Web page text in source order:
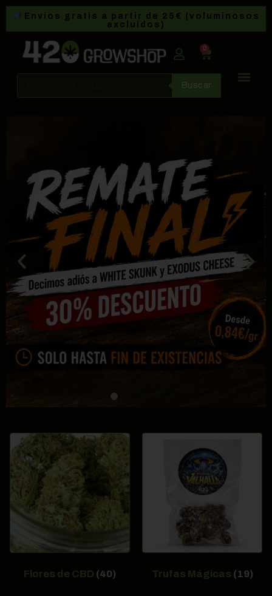
Envíos gratis a partir de 25€ (voluminosos
excluidos)
0
Buscar
COMPRAR
Flores de CBD (40) Trufas Mágicas (19)